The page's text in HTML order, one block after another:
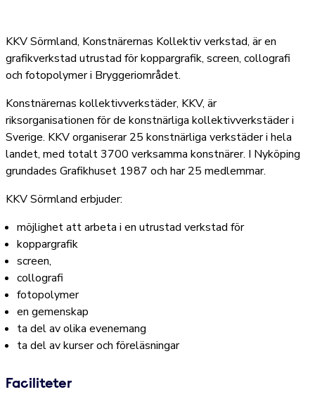
KKV Sörmland, Konstnärernas Kollektiv verkstad, är en
grafikverkstad utrustad för koppargrafik, screen, collografi
och fotopolymer i Bryggeriområdet.
Konstnärernas kollektivverkstäder, KKV, är
riksorganisationen för de konstnärliga kollektivverkstäder i
Sverige. KKV organiserar 25 konstnärliga verkstäder i hela
landet, med totalt 3700 verksamma konstnärer. I Nyköping
grundades Grafikhuset 1987 och har 25 medlemmar.
KKV Sörmland erbjuder:
möjlighet att arbeta i en utrustad verkstad för
koppargrafik
screen,
collografi
fotopolymer
en gemenskap
ta del av olika evenemang
ta del av kurser och föreläsningar
Faciliteter